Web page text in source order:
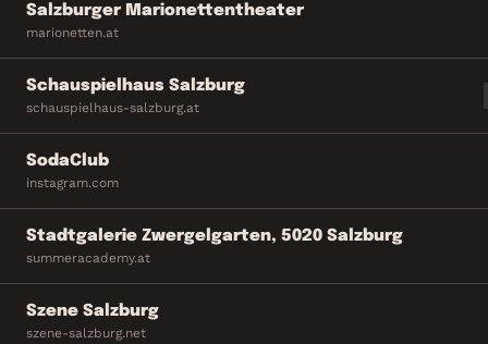
Salzburger Marionettentheater
marionetten.at
Schauspielhaus Salzburg
schauspielhaus-salzburg.at
SodaClub
instagram.com
Stadtgalerie Zwergelgarten, 5020 Salzburg
summeracademy.at
Szene Salzburg
szene-salzburg.net